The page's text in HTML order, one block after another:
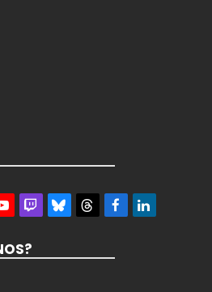
YouTubeTwitchBlueskyThreadsFacebookLinkedIn